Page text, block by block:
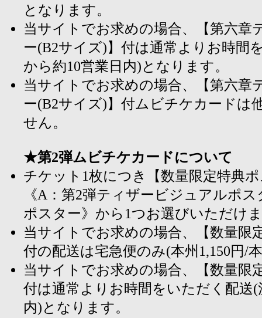
となります。
当サイトでお求めの場合、【第六章
ー(B2サイズ)】付は通常よりお時間
から約10営業日内)となります。
当サイトでお求めの場合、【第六章
ー(B2サイズ)】付ムビチケカードは
せん。
★第2弾ムビチケカードについて
チケット1枚につき【数量限定特典
《A：第2弾ティザービジュアルポ
ポスター》から1つお選びいただけ
当サイトでお求めの場合、【数量限
付の配送は宅急便のみ(本州1,150円/
当サイトでお求めの場合、【数量限
付は通常よりお時間をいただく配送
内)となります。